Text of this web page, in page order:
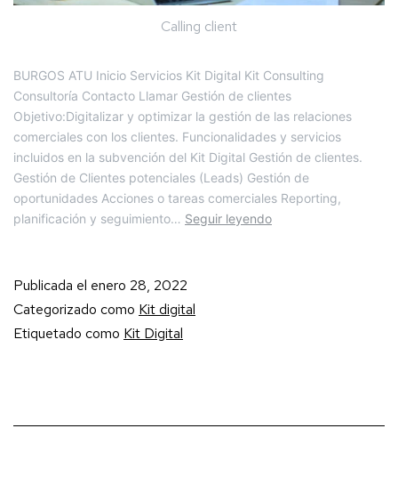
Calling client
BURGOS ATU Inicio Servicios Kit Digital Kit Consulting
Consultoría Contacto Llamar Gestión de clientes
Objetivo:Digitalizar y optimizar la gestión de las relaciones
comerciales con los clientes. Funcionalidades y servicios
incluidos en la subvención del Kit Digital Gestión de clientes.
Gestión de Clientes potenciales (Leads) Gestión de
oportunidades Acciones o tareas comerciales Reporting,
planificación y seguimiento… Seguir leyendo
Publicada el enero 28, 2022
Categorizado como Kit digital
Etiquetado como Kit Digital